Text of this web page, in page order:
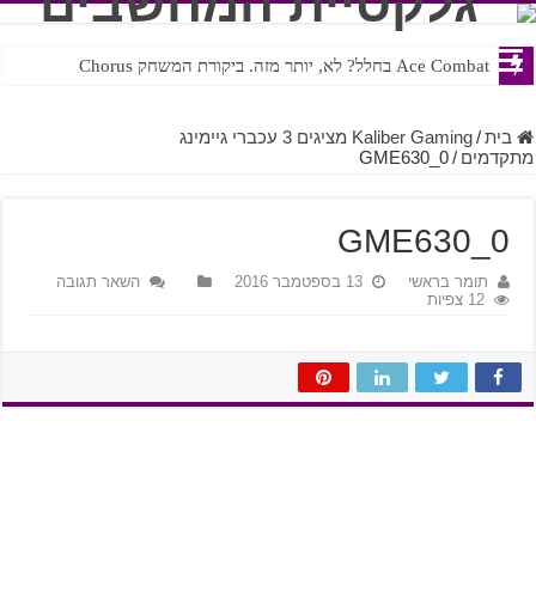
Ace Combat בחלל? לא, יותר מזה. ביקורת המשחק Chorus
Steven Universe והשירים שתורגמו בצורה נוראית לעברית
בית /
Kaliber Gaming מציגים 3 עכברי גיימינג
מתקדמים /
GME630_0
GME630_0
תומר בראשי 13 בספטמבר 2016
השאר תגובה
12 צפיות